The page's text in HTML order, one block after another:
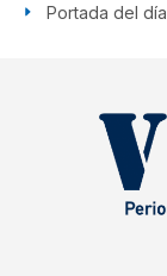
Portada del día